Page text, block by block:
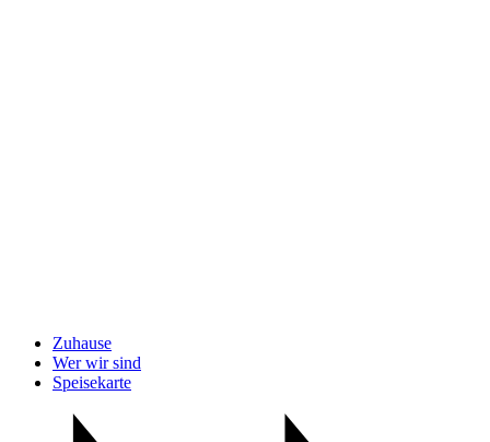
Zuhause
Wer wir sind
Speisekarte